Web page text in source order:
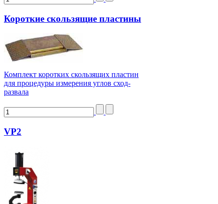
Короткие скользящие пластины
Комплект коротких скользящих пластин
для процедуры измерения углов сход-
развала
VP2